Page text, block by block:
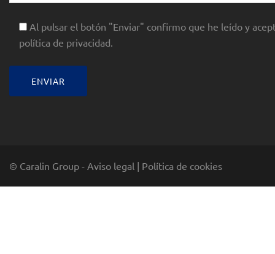
Al pulsar el botón "Enviar" confirmo que he leído y
política de privacidad.
© Caralin Group - Aviso legal | Política de cookies